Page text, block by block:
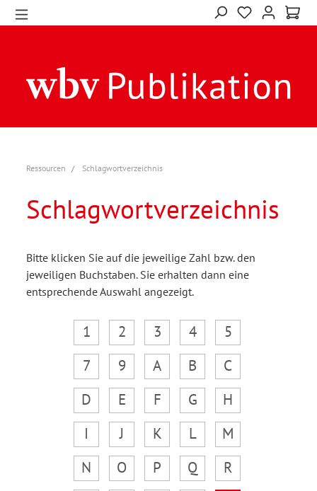
Ressourcen Schlagwortverzeichnis
Schlagwortverzeichnis
Bitte klicken Sie auf die jeweilige Zahl bzw. den
jeweiligen Buchstaben. Sie erhalten dann eine
entsprechende Auswahl angezeigt.
1 2 3 4
5
7
9 A B
C
D
E F G
H
I
J K L
M
N
O P Q
R